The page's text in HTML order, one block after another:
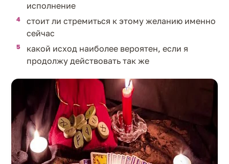
исполнение
стоит ли стремиться к этому желанию именно
сейчас
какой исход наиболее вероятен, если я
продолжу действовать так же